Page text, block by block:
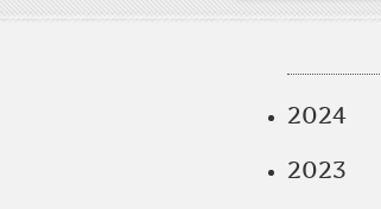
2024
2023